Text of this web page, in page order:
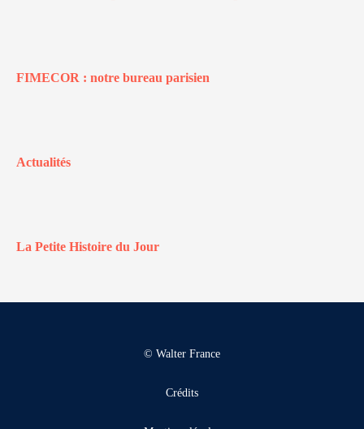
FIMECOR : notre bureau parisien
Actualités
La Petite Histoire du Jour
© Walter France
Crédits